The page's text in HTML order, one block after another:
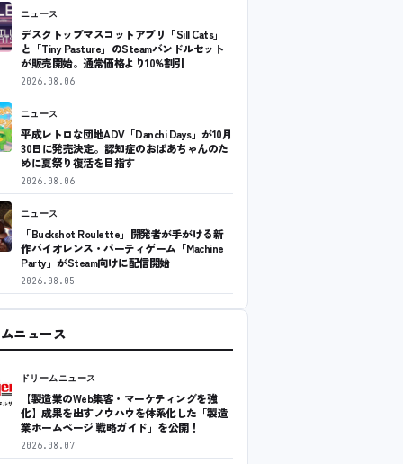
ニュース
デスクトップマスコットアプリ「Sill Cats」
と「Tiny Pasture」のSteamバンドルセット
が販売開始。通常価格より10%割引
2026.08.06
ニュース
平成レトロな団地ADV「Danchi Days」が10月
30日に発売決定。認知症のおばあちゃんのた
めに夏祭り復活を目指す
2026.08.06
ニュース
「Buckshot Roulette」開発者が手がける新
作バイオレンス・パーティゲーム「Machine
Party」がSteam向けに配信開始
2026.08.05
ニュース
ドリームニュース
【製造業のWeb集客・マーケティングを強
化】成果を出すノウハウを体系化した「製造
業ホームページ 戦略ガイド」を公開！
2026.08.07